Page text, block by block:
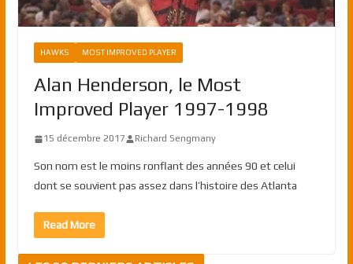
HAWKS MOST IMPROVED PLAYER
Alan Henderson, le Most
Improved Player 1997-1998
15 décembre 2017 Richard Sengmany
Son nom est le moins ronflant des années 90 et celui
dont se souvient pas assez dans l’histoire des Atlanta
Read More